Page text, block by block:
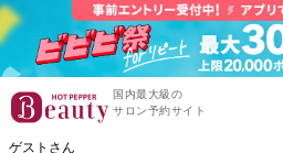
国内最大級の
サロン予約サイト
ゲストさん